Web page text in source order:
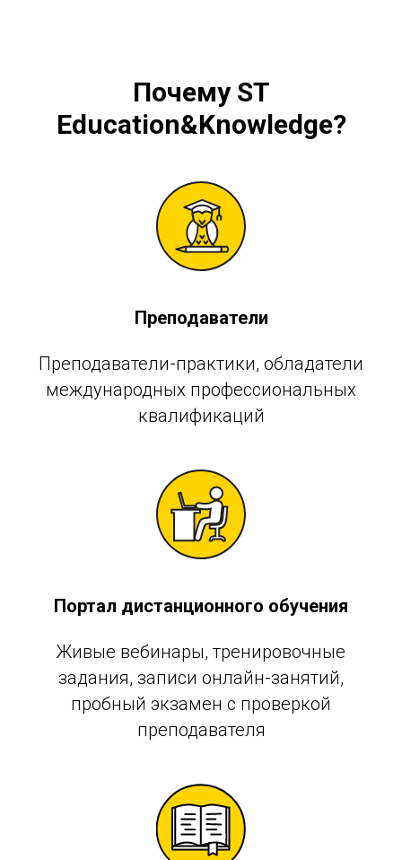
Почему ST
Education&Knowledge?
Преподаватели
Преподаватели-практики, обладатели
международных профессиональных
квалификаций
Портал дистанционного обучения
Живые вебинары, тренировочные
задания, записи онлайн-занятий,
пробный экзамен с проверкой
преподавателя